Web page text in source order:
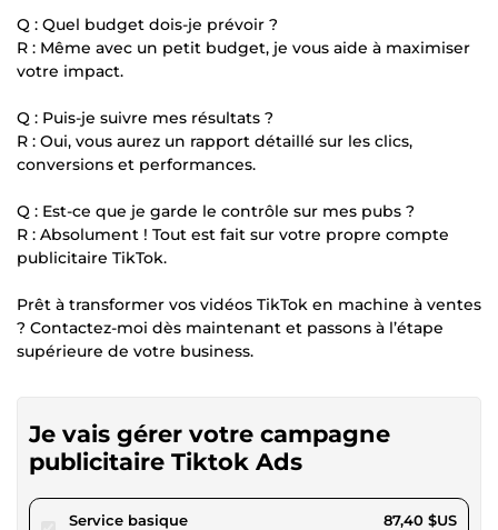
Q : Quel budget dois-je prévoir ?
R : Même avec un petit budget, je vous aide à maximiser
votre impact.
Q : Puis-je suivre mes résultats ?
R : Oui, vous aurez un rapport détaillé sur les clics,
conversions et performances.
Q : Est-ce que je garde le contrôle sur mes pubs ?
R : Absolument ! Tout est fait sur votre propre compte
publicitaire TikTok.
Prêt à transformer vos vidéos TikTok en machine à ventes
? Contactez-moi dès maintenant et passons à l’étape
supérieure de votre business.
Je vais gérer votre campagne
publicitaire Tiktok Ads
Service basiquepour 80,55 $US 87,40 $US